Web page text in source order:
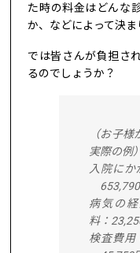
た時の料金はどんな
か、などによって決ま
では皆さんが負担さ
るのでしょうか？
（お子
実際の例）
入院
病気の
料：
検